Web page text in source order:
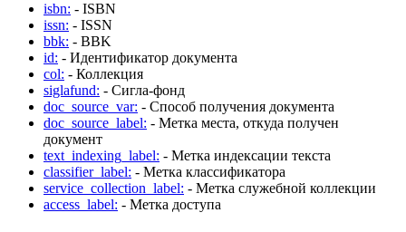
isbn: - ISBN
issn: - ISSN
bbk: - BBK
id: - Идентификатор документа
col: - Коллекция
siglafund: - Сигла-фонд
doc_source_var: - Способ получения документа
doc_source_label: - Метка места, откуда получен
документ
text_indexing_label: - Метка индексации текста
classifier_label: - Метка классификатора
service_collection_label: - Метка служебной коллекции
access_label: - Метка доступа